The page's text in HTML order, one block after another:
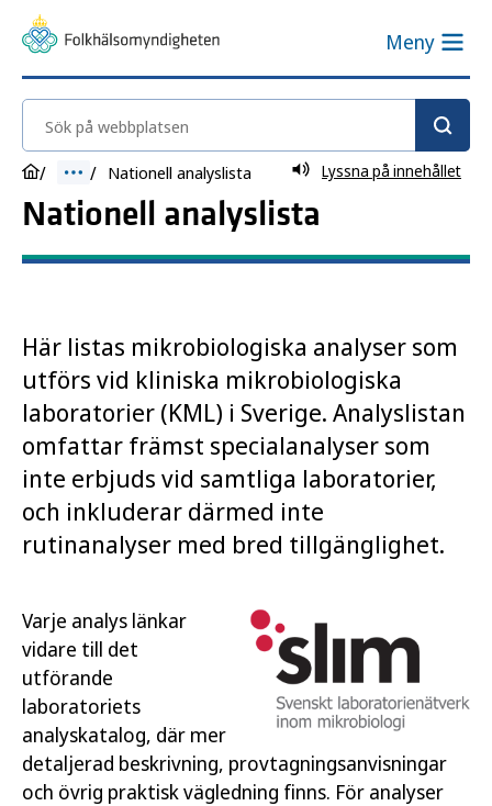
Meny
Sök på webbplatsen
Nationell analyslista Lyssna på innehållet
Nationell analyslista
Här listas mikrobiologiska analyser som
utförs vid kliniska mikrobiologiska
laboratorier (KML) i Sverige. Analyslistan
omfattar främst specialanalyser som
inte erbjuds vid samtliga laboratorier,
och inkluderar därmed inte
rutinanalyser med bred tillgänglighet.
Varje analys länkar
vidare till det
utförande
laboratoriets
analyskatalog, där mer
detaljerad beskrivning, provtagningsanvisningar
och övrig praktisk vägledning finns. För analyser